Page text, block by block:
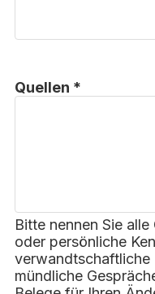
Quellen *
Bitte nennen Sie
oder persönliche
verwandtschaftliche
mündliche